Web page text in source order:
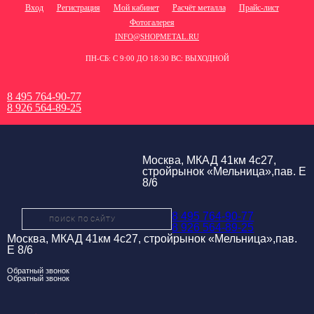
Вход Регистрация Мой кабинет Расчёт металла
Прайс-лист
Фотогалерея
INFO@SHOPMETAL.RU
ПН-СБ: С 9:00 ДО 18:30 ВС: ВЫХОДНОЙ
8 495 764-90-77
8 926 564-89-25
Москва, МКАД 41км 4с27,
стройрынок «Мельница»,пав. Е
8/6
8 495 764-90-77
8 926 564-89-25
Москва, МКАД 41км 4с27, стройрынок «Мельница»,пав.
Е 8/6
Обратный звонок
Обратный звонок